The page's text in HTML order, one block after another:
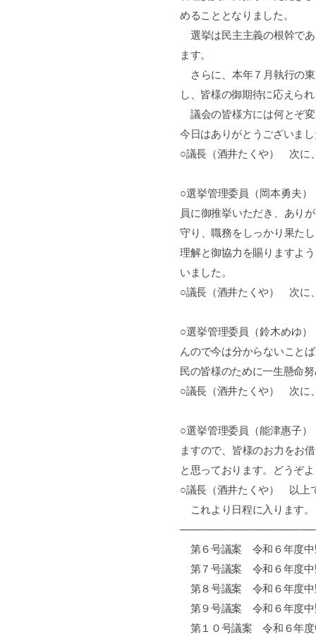
めることとなりました。
選挙は民主主義の根幹で
ます。
さらに、本年７月執行の
し、皆様の御期待に応えら
議会の皆様方には何とぞ
今日はありがとうございま
○議長（酒井たくや） 次に
○選挙管理委員（岡本勇夫
員に御推挙いただき、あり
守り、職務をしっかり果た
理解と御協力を賜りますよ
いました。
○議長（酒井たくや） 次に
○選挙管理委員（鈴木めゆ
んので今は分からないこと
民の皆様のために一生懸命
○議長（酒井たくや） 次に
○選挙管理委員（能津惠子
ますので、皆様のお力をお
と思っております。どうぞ
○議長（酒井たくや） 以上
これより日程に入ります。
第６号議案 令和６年度中
第７号議案 令和６年度中
第８号議案 令和６年度中
第９号議案 令和６年度中
第１０号議案 令和６年度